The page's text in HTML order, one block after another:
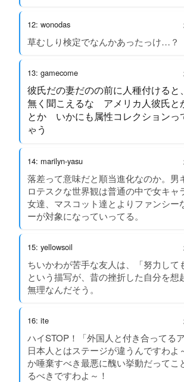
12: wonodas
草むしり検定でなんかあったっけ…？
13: gamecome
彼氏だの妻だのの前に人種付けると
無く聞こえるな アメリカ人彼氏と
とか いかにも属性コレクションっ
ゃう
14: marilyn-yasu
落差って意味だと順当進化なのか。男
ロテスクな世界観は普通の中で女キャ
女達、マスコット達とよりファンシー
ーが対象になっていってる。
15: yellowsoil
ちいかわが苦手な友人は、「努力して
という描写が、昔の挫折した自分を想
無理なんだそう。
16: ite
ハイSTOP！「外国人と付き合ってる
日本人とはステージが違うんですわよ
か唾棄すべき最悪に醜い挙動だってこ
るべきですわよ～！